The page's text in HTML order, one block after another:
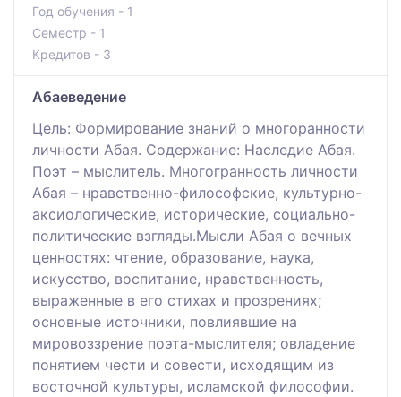
Год обучения - 1
Семестр - 1
Кредитов - 3
Абаеведение
Цель: Формирование знаний о многоранности
личности Абая. Содержание: Наследие Абая.
Поэт – мыслитель. Многогранность личности
Абая – нравственно-философские, культурно-
аксиологические, исторические, социально-
политические взгляды.Мысли Абая о вечных
ценностях: чтение, образование, наука,
искусство, воспитание, нравственность,
выраженные в его стихах и прозрениях;
основные источники, повлиявшие на
мировоззрение поэта-мыслителя; овладение
понятием чести и совести, исходящим из
восточной культуры, исламской философии.